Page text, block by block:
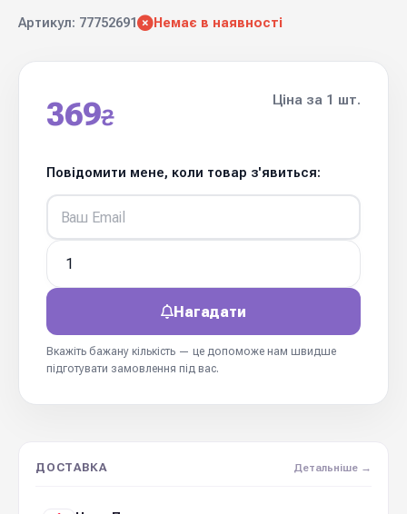
Артикул: 77752691 Немає в наявності
369₴
Ціна за 1 шт.
Повідомити мене, коли товар з'явиться:
Нагадати
Вкажіть бажану кількість — це допоможе нам швидше
підготувати замовлення під вас.
ДОСТАВКА Детальніше →